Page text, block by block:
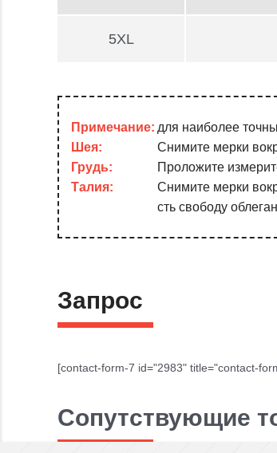
5XL
Примечание: для наиболее
Шея:
Снимите мерки
Грудь:
Проложите
Талия:
Снимите мерки
сть свободу
Запрос
[contact-form-7 id="2983" title="contact-
Сопутствующие